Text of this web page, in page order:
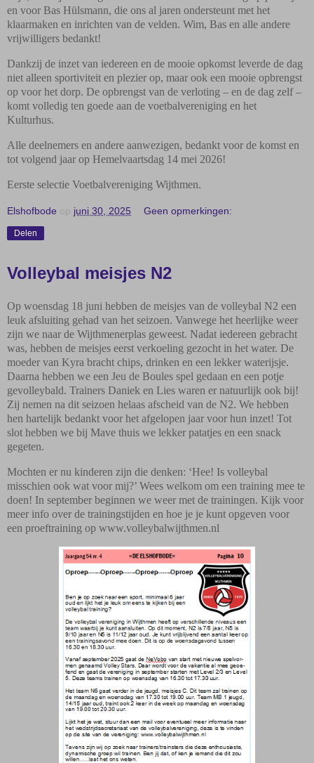
en voor Bas Hülsmann, die ons al jaren ondersteunt met het
klaarmaken en inrichten van de velden. Wim, Bas en alle andere
vrijwilligers bedankt!
Dankzij de inzet van iedereen en de mooie opkomst leverde de dag
niet alleen sportiviteit en plezier op, maar ook een mooie opbrengst
op voor het dorp. De opbrengst van de verloting – en de dag zelf –
komt volledig ten goede aan de voetbalvereniging en het
Kulturhus.
Alle deelnemers en andere aanwezigen, bedankt voor de komst en
tot volgend jaar op Hemelvaartsdag 14 mei 2026!
Eerste selectie Voetbalvereniging Wijthmen.
Elshofbode op juni 30, 2025 Geen opmerkingen:
Delen
Volleybal meisjes N2
Op woensdag 18 juni hebben de meisjes van de volleybal N2 een
leuk afsluiting gehad van het seizoen. Vanwege het heerlijke weer
zijn we naar de Wijthmenerplas geweest. Nadat iedereen gebracht
was, hebben de meisjes eerst verkoeling gezocht in het water. De
moeder van Kyra bracht chips, drinken en een lekker waterijsje.
Daarna hebben we een Jeu de Boules spel gedaan en een potje
gevolleybald. Trainers Daniek en Lies waren er natuurlijk ook bij!
Zij nemen na dit seizoen helaas afscheid van de N2. We hebben
hen hartelijk bedankt voor het afgelopen jaar voor hun inzet! Tot
slot hebben we bij Mave thuis we lekker patatjes en een snack
gegeten.
Mochten er nu kinderen zijn die denken: ‘Hee! Is volleybal
misschien ook wat voor mij?’ Wees welkom om een training mee te
doen! In september beginnen we weer met de trainingen. Kijk voor
meer info over de trainingstijden en hoe je je kunt opgeven voor
een proeftraining op www.volleybalwijthmen.nl